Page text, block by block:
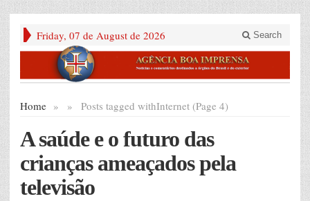
Friday, 07 de August de 2026 Search
Home » Posts tagged with
» Internet (Page 4)
A saúde e o futuro das
crianças ameaçados pela
televisão